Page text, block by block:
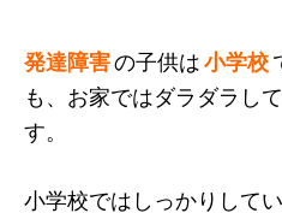
発達障害の子供は小学校
も、お家ではダラダラし
す。
小学校ではしっかりして